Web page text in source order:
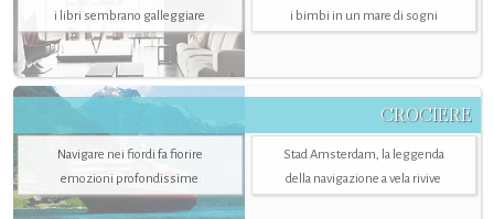
i libri sembrano galleggiare
i bimbi in un mare di sogni
CROCIERE
Navigare nei fiordi fa fiorire
emozioni profondissime
Stad Amsterdam, la leggenda
della navigazione a vela rivive